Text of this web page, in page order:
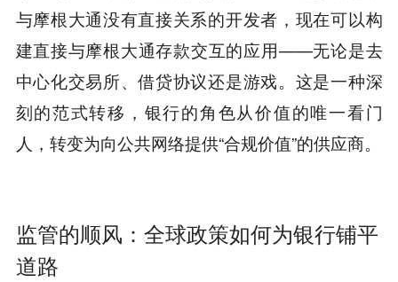
与摩根大通没有直接关系的开发者，现在可以构
建直接与摩根大通存款交互的应用——无论是去
中心化交易所、借贷协议还是游戏。这是一种深
刻的范式转移，银行的角色从价值的唯一看门
人，转变为向公共网络提供“合规价值”的供应商。
监管的顺风：全球政策如何为银行铺平
道路